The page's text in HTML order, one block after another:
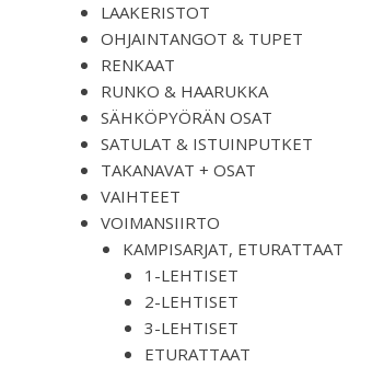
LAAKERISTOT
OHJAINTANGOT & TUPET
RENKAAT
RUNKO & HAARUKKA
SÄHKÖPYÖRÄN OSAT
SATULAT & ISTUINPUTKET
TAKANAVAT + OSAT
VAIHTEET
VOIMANSIIRTO
KAMPISARJAT, ETURATTAAT
1-LEHTISET
2-LEHTISET
3-LEHTISET
ETURATTAAT